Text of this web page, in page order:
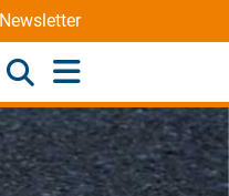
Newsletter